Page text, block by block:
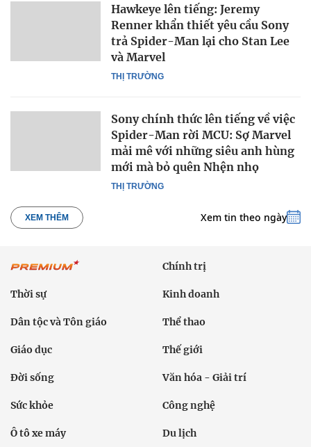
THỊ TRƯỜNG
Hawkeye lên tiếng: Jeremy
Renner khẩn thiết yêu cầu Sony
trả Spider-Man lại cho Stan Lee
và Marvel
THỊ TRƯỜNG
Sony chính thức lên tiếng về việc
Spider-Man rời MCU: Sợ Marvel
mải mê với những siêu anh hùng
mới mà bỏ quên Nhện nhọ
XEM THÊM Xem tin theo ngày
Chính trị
Thời sự Kinh doanh
Dân tộc và Tôn giáo Thể thao
Giáo dục Thế giới
Đời sống Văn hóa - Giải trí
Sức khỏe Công nghệ
Ô tô xe máy Du lịch